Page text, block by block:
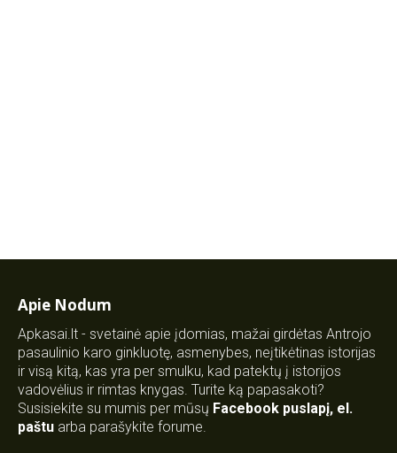
Apie Nodum
Apkasai.lt - svetainė apie įdomias, mažai girdėtas Antrojo
pasaulinio karo ginkluotę, asmenybes, neįtikėtinas istorijas
ir visą kitą, kas yra per smulku, kad patektų į istorijos
vadovėlius ir rimtas knygas. Turite ką papasakoti?
Susisiekite su mumis per mūsų Facebook puslapį, el.
paštu arba parašykite forume.